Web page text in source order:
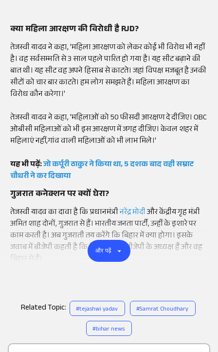
Add
as a
क्या महिला आरक्षण की विरोधी है RJD?
तेजस्वी यादव ने कहा, 'महिला आरक्षण को लेकर कोई भी विरोध भी नहीं
है। वह सर्वसम्मति से 3 साल पहले पारित हो गया है। यह सीट बढ़ाने की
बात थी। यह सीट वह अपने हिसाब से काटते। जहां विपक्ष मजबूत है उनकी
सीटों को चार बार काटते। हम लोग समझते हैं। महिला आरक्षण का
विरोध कौन करेगा।'
तेजस्वी यादव ने कहा, 'महिलाओं को 50 फीसदी आरक्षण दे दीजिए। OBC
ओबीसी महिलाओं को भी इस आरक्षण में जगह दीजिए। केवल शहर में
महिलाएं नहीं,गांव वाली महिलाओं को भी लाभ मिले।'
यह भी पढ़ें:जो कर्पूरी ठाकुर ने किया था, 5 दशक बाद वही सम्राट
चौधरी ने कर दिखाया
गुजरात कनेक्शन पर क्यों घेरा?
तेजस्वी यादव का दावा है कि प्रधानमंत्रीनरेंद्र मोदीऔर केंद्रीय गृह मंत्री
अमित शाह दोनों, गुजरात से हैं। भारतीय जनता पार्टी, उन्हीं के इशारे पर
काम करती है। अब गुजराती तय करेंगे कि बिहार में क्या होगा। इसके
जवाब में बीजेपी कहती है कि नितिन नवीन बीजेपी के अध्यक्ष हैं और वह
बिहार से हैं।
और पढ़ें
Related Topic: #tejashwi yadav #Samrat Choudhary
#bihar news